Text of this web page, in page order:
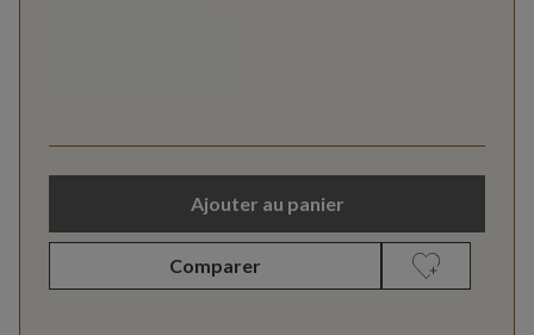
Ajouter au panier
Comparer